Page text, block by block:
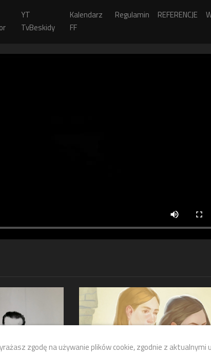
YT
TvBeskidy
Kalendarz
FF
Regulamin REFERENCJE
zgodę na używanie plików cookie, zgodnie z